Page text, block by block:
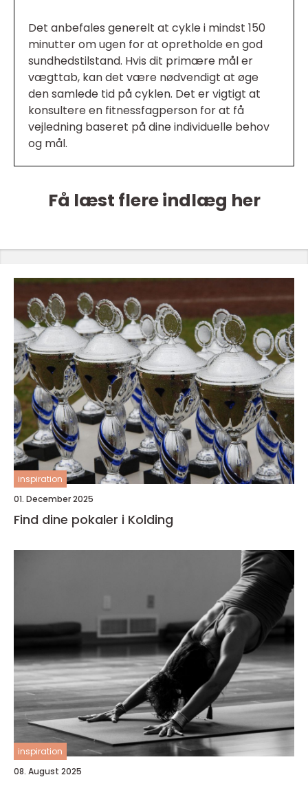
Det anbefales generelt at cykle i mindst 150
minutter om ugen for at opretholde en god
sundhedstilstand. Hvis dit primære mål er
vægttab, kan det være nødvendigt at øge
den samlede tid på cyklen. Det er vigtigt at
konsultere en fitnessfagperson for at få
vejledning baseret på dine individuelle behov
og mål.
Få læst flere indlæg her
inspiration
01. December 2025
Find dine pokaler i Kolding
inspiration
08. August 2025